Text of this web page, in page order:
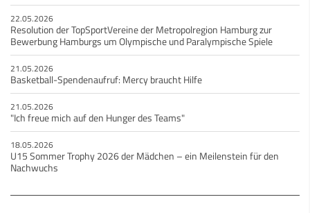
22.05.2026
Resolution der TopSportVereine der Metropolregion Hamburg zur
Bewerbung Hamburgs um Olympische und Paralympische Spiele
21.05.2026
Basketball-Spendenaufruf: Mercy braucht Hilfe
21.05.2026
"Ich freue mich auf den Hunger des Teams"
18.05.2026
U15 Sommer Trophy 2026 der Mädchen – ein Meilenstein für den
Nachwuchs